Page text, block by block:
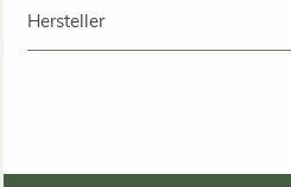
Hersteller